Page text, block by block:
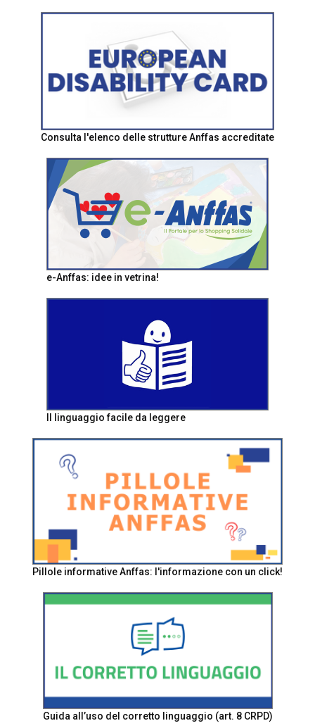
Consulta l'elenco delle strutture Anffas accreditate
e-Anffas: idee in vetrina!
Il linguaggio facile da leggere
Pillole informative Anffas: l'informazione con un click!
Guida all’uso del corretto linguaggio (art. 8 CRPD)